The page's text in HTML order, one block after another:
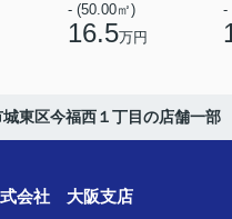
- (50.00㎡)
16.5万円
-
城東区今福西１丁目の店舗一部
式会社 大阪支店